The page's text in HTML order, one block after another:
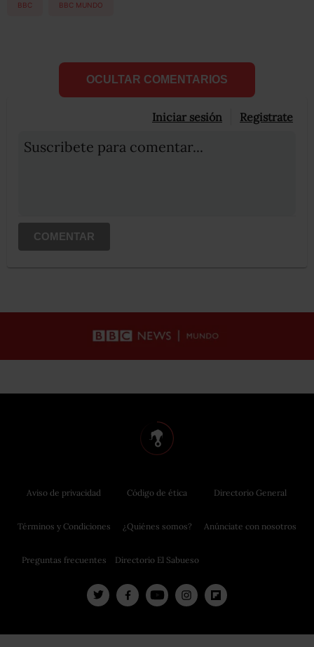
BBC BBC MUNDO
OCULTAR COMENTARIOS
Iniciar sesión Registrate
Suscribete para comentar...
COMENTAR
Aviso de privacidad
Términos y Condiciones
Preguntas frecuentes
Código de ética
¿Quiénes somos?
Directorio El Sabueso
Directorio General
Anúnciate con nosotros